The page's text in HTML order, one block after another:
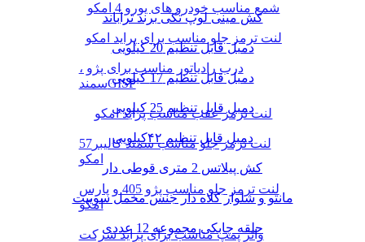
شمع مناسب خودرو های یورو 4 امکو
لنت ترمز جلو مناسب برای پراید امکو
درب رادیاتور مناسب برای پژو ،
سمندGISP
لنت ترمز عقب مناسب پراید امکو
لنت ترمز جلو مناسب سمند کالیبر57
امکو
لنت ترمز جلو مناسب پژو 405 و پارس
امکو
واتر پمپ مناسب برای پراید شرکت
کش مینی لوپ تکی برند تراباند
دمبل قابل تنظیم 20 کیلویی
دمبل قابل تنظیم 17 کیلویی
دمبل قابل تنظیم 25 کیلویی
دمبل قابل تنظیم ۴۲کیلویی
کش پیلاتس 2 متری قوطی دار
مانتو و شلوار کلاه دار جنس مخمل سوییت
حلقه چابکی مجموعه 12 عددی